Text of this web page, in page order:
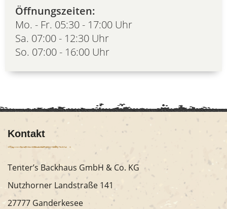
Öffnungszeiten:
Mo. - Fr. 05:30 - 17:00 Uhr
Sa. 07:00 - 12:30 Uhr
So. 07:00 - 16:00 Uhr
Kontakt
Tenter’s Backhaus GmbH & Co. KG
Nutzhorner Landstraße 141
27777 Ganderkesee